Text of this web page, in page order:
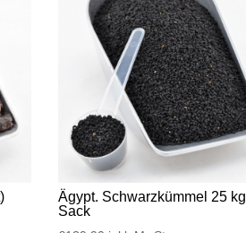
Ägypt. Schwarzkümmel 25 kg
Sack